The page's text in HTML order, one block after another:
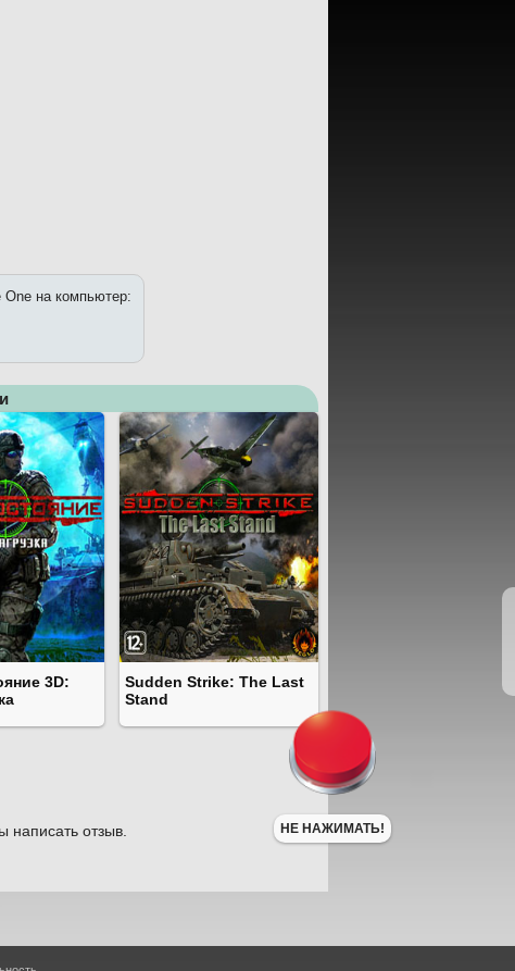
One на компьютер:
3D:
Sudden Strike: The Last
Stand
написать отзыв. НЕ НАЖИМАТЬ!